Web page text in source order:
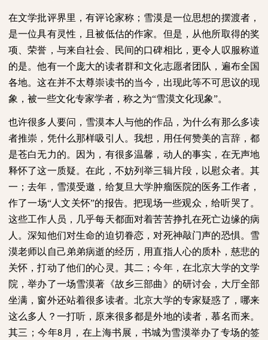
在文学批评界里，有评论家称；雪漠是一位思想的摆渡者，
是一位具有灵性，且被低估的作家。但是，从他所取得的奖
项、荣誉，与来自社会、民间的口碑相比，更令人叹服称道
的是。他有一个庞大的读者群和文化志愿者团队，遍布全国
各地。这在并不太尊崇读书的当今，出现此等不可思议的现
象，被一些文化专家学者，称之为“雪漠文化现象”。
也许很多人要问，雪漠本人与他的作品，为什么有那么多读
者推崇，凭什么那样吸引人。我想，用任何赞美的言辞，都
是苍白无力的。因为，有很多温馨，动人的事实，在无声地
释怀了这一质疑。在此，不妨列举三辑片段，以慰众者。其
一；去年，雪漠受邀，给复旦大学肿瘤医院的医务工作者，
作了一场“人文关怀”的报告。把现场一些观众，给听哭了。
这些工作人员，几乎每天都面对着苦苦挣扎在死亡边缘的病
人。深知他们对生命的迫切眷恋，对死神敲门声的恐惧。雪
漠老师以自己弟弟病逝的经历，用直指人心的质朴，慈悲的
关怀，打动了他们的心灵。其二；今年，在北京大学的文学
院，举办了一场雪漠著《故乡三部曲》的研讨会，大厅全部
坐满，窗外还站着很多读者。北京大学的专家疑惑了，哪来
这么多人？一打听，原来很多都是外地的读者，慕名而来。
其三；今年8 月，在上海书展，书城为雪漠举办了专场的签